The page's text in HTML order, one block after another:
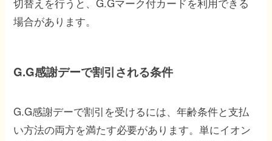
場合があります。
G.G感謝デーで割引される条件
G.G感謝デーで割引を受けるには、年齢条件と支払
い方法の両方を満たす必要があります。単にイオン